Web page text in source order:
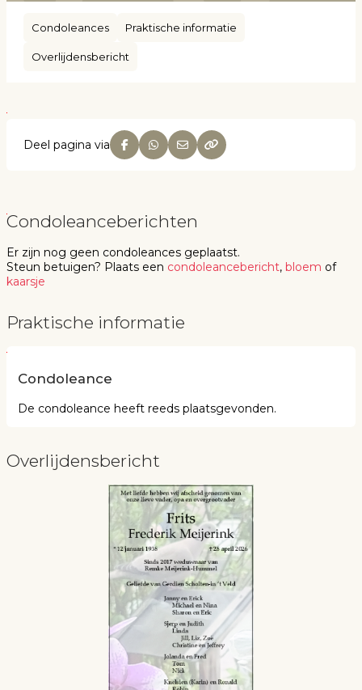
Condoleances Praktische informatie
Overlijdensbericht
Deel pagina via
Condoleanceberichten
Er zijn nog geen condoleances geplaatst.
Steun betuigen? Plaats een condoleancebericht, bloem of
kaarsje
Praktische informatie
Condoleance
De condoleance heeft reeds plaatsgevonden.
Overlijdensbericht